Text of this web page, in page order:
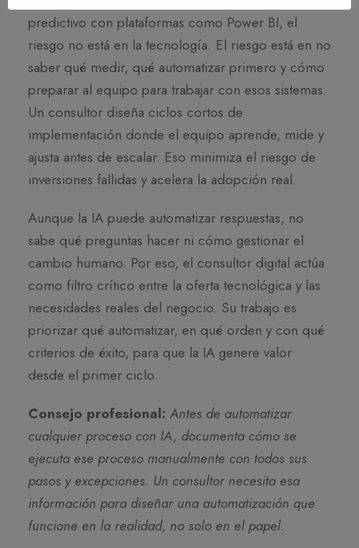
predictivo con plataformas como Power BI, el
riesgo no está en la tecnología. El riesgo está en no
saber qué medir, qué automatizar primero y cómo
preparar al equipo para trabajar con esos sistemas.
Un consultor diseña ciclos cortos de
implementación donde el equipo aprende, mide y
ajusta antes de escalar. Eso minimiza el riesgo de
inversiones fallidas y acelera la adopción real.
Aunque la IA puede automatizar respuestas, no
sabe qué preguntas hacer ni cómo gestionar el
cambio humano. Por eso, el consultor digital actúa
como filtro crítico entre la oferta tecnológica y las
necesidades reales del negocio. Su trabajo es
priorizar qué automatizar, en qué orden y con qué
criterios de éxito, para que la IA genere valor
desde el primer ciclo.
Consejo profesional: Antes de automatizar
cualquier proceso con IA, documenta cómo se
ejecuta ese proceso manualmente con todos sus
pasos y excepciones. Un consultor necesita esa
información para diseñar una automatización que
funcione en la realidad, no solo en el papel.